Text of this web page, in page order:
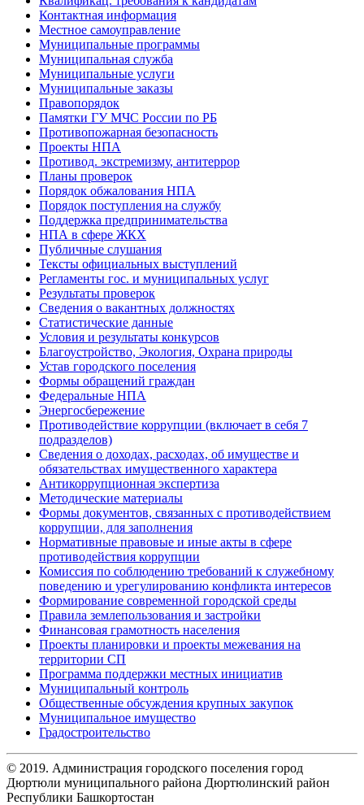
Контактная информация
Местное самоуправление
Муниципальные программы
Муниципальная служба
Муниципальные услуги
Муниципальные заказы
Правопорядок
Памятки ГУ МЧС России по РБ
Противопожарная безопасность
Проекты НПА
Противод. экстремизму, антитеррор
Планы проверок
Порядок обжалования НПА
Порядок поступления на службу
Поддержка предпринимательства
НПА в сфере ЖКХ
Публичные слушания
Тексты официальных выступлений
Регламенты гос. и муниципальных услуг
Результаты проверок
Сведения о вакантных должностях
Статистические данные
Условия и результаты конкурсов
Благоустройство, Экология, Охрана природы
Устав городского поселения
Формы обращений граждан
Федеральные НПА
Энергосбережение
Противодействие коррупции (включает в себя 7
подразделов)
Сведения о доходах, расходах, об имуществе и
обязательствах имущественного характера
Антикоррупционная экспертиза
Методические материалы
Формы документов, связанных с противодействием
коррупции, для заполнения
Нормативные правовые и иные акты в сфере
противодействия коррупции
Комиссия по соблюдению требований к служебному
поведению и урегулированию конфликта интересов
Формирование современной городской среды
Правила землепользования и застройки
Финансовая грамотность населения
Проекты планировки и проекты межевания на
территории СП
Программа поддержки местных инициатив
Муниципальный контроль
Общественные обсуждения крупных закупок
Муниципальное имущество
Градостроительство
© 2019. Администрация городского поселения город
Дюртюли муниципального района Дюртюлинский район
Республики Башкортостан